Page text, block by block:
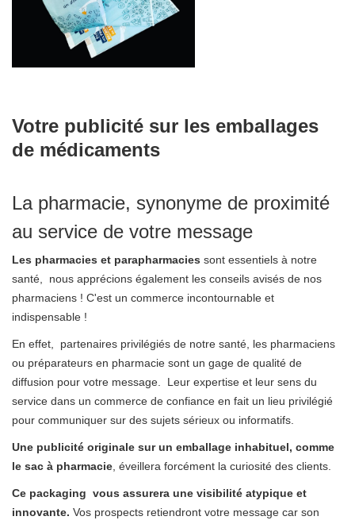
Votre publicité sur les emballages
de médicaments
La pharmacie, synonyme de proximité
au service de votre message
Les pharmacies et parapharmacies sont essentiels à notre
santé, nous apprécions également les conseils avisés de nos
pharmaciens ! C'est un commerce incontournable et
indispensable !
En effet, partenaires privilégiés de notre santé, les pharmaciens
ou préparateurs en pharmacie sont un gage de qualité de
diffusion pour votre message. Leur expertise et leur sens du
service dans un commerce de confiance en fait un lieu privilégié
pour communiquer sur des sujets sérieux ou informatifs.
Une publicité originale sur un emballage inhabituel, comme
le sac à pharmacie , éveillera forcément la curiosité des clients.
Ce packaging vous assurera une visibilité atypique et
innovante. Vos prospects retiendront votre message car son